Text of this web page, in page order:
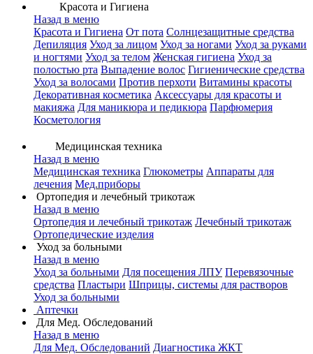
Красота и Гигиена
Назад в меню
Красота и Гигиена От пота Солнцезащитные средства
Депиляция Уход за лицом Уход за ногами Уход за руками
и ногтями Уход за телом Женская гигиена Уход за
полостью рта Выпадение волос Гигиенические средства
Уход за волосами Против перхоти Витамины красоты
Декоративная косметика Аксессуары для красоты и
макияжа Для маникюра и педикюра Парфюмерия
Косметология
Медицинская техника
Назад в меню
Медицинская техника Глюкометры Аппараты для
лечения Мед.приборы
Ортопедия и лечебный трикотаж
Назад в меню
Ортопедия и лечебный трикотаж Лечебный трикотаж
Ортопедические изделия
Уход за больными
Назад в меню
Уход за больными Для посещения ЛПУ Перевязочные
средства Пластыри Шприцы, системы для растворов
Уход за больными
Аптечки
Для Мед. Обследований
Назад в меню
Для Мед. Обследований Диагностика ЖКТ